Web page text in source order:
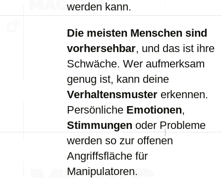
werden kann.
Die meisten Menschen sind
vorhersehbar, und das ist ihre
Schwäche. Wer aufmerksam
genug ist, kann deine
Verhaltensmuster erkennen.
Persönliche Emotionen,
Stimmungen oder Probleme
werden so zur offenen
Angriffsfläche für
Manipulatoren.